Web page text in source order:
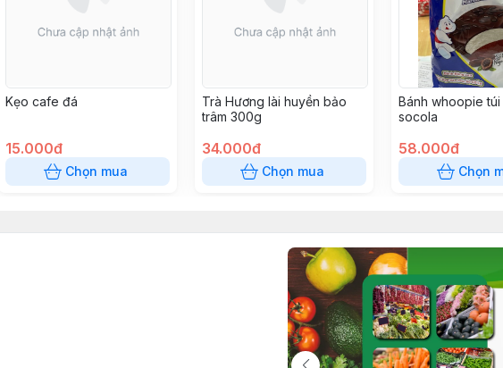
Kẹo cafe đá
15.000đ
Chọn mua
Trà Hương lài huyền bảo
trâm 300g
34.000đ
Chọn mua
Bánh whoopie
socola
58.000đ
Chọn